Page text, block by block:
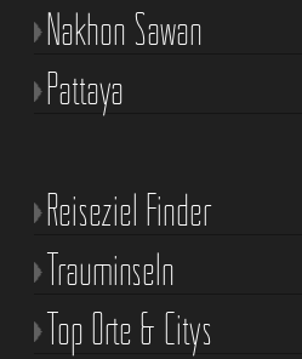
Nakhon Sawan
Pattaya
Reiseziel Finder
Trauminseln
Top Orte & Citys